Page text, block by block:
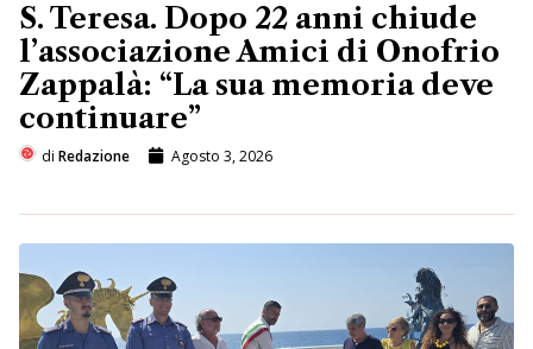
S. Teresa. Dopo 22 anni chiude
l’associazione Amici di Onofrio
Zappalà: “La sua memoria deve
continuare”
di Redazione Agosto 3, 2026